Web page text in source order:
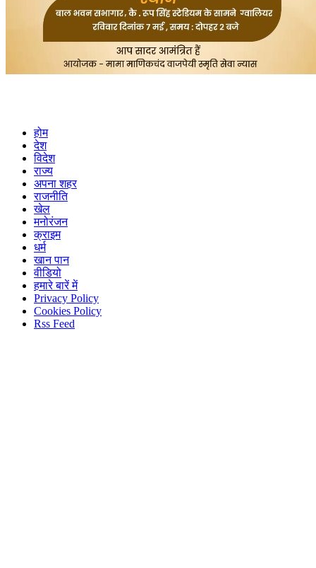
होम
देश
विदेश
राज्य
अपना शहर
राजनीति
खेल
मनोरंजन
क्राइम
धर्म
खान पान
वीडियो
हमारे बारें में
Privacy Policy
Cookies Policy
Rss Feed